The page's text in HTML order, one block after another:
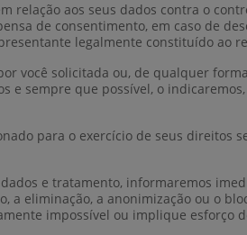
relação aos seus dados contra o
de consentimento, em caso de
legalmente constituído ao
você solicitada ou, de qualquer
e sempre que possível, o
para o exercício de seus direitos
e tratamento, informaremos
a eliminação, a anonimização ou o
impossível ou implique esforço